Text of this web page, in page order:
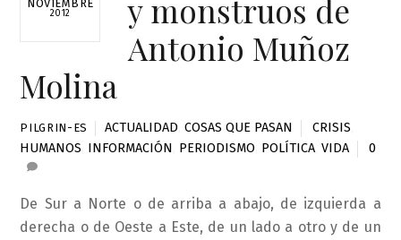
NOVIEMBRE
2012
y monstruos de
Antonio Muñoz
Molina
PILGRIN-ES ACTUALIDAD ,COSAS QUE PASAN CRISIS
HUMANOS INFORMACIÓN PERIODISMO POLÍTICA ,VIDA 0
De Sur a Norte o de arriba a abajo, de izquierda a
derecha o de Oeste a Este, de un lado a otro y de un